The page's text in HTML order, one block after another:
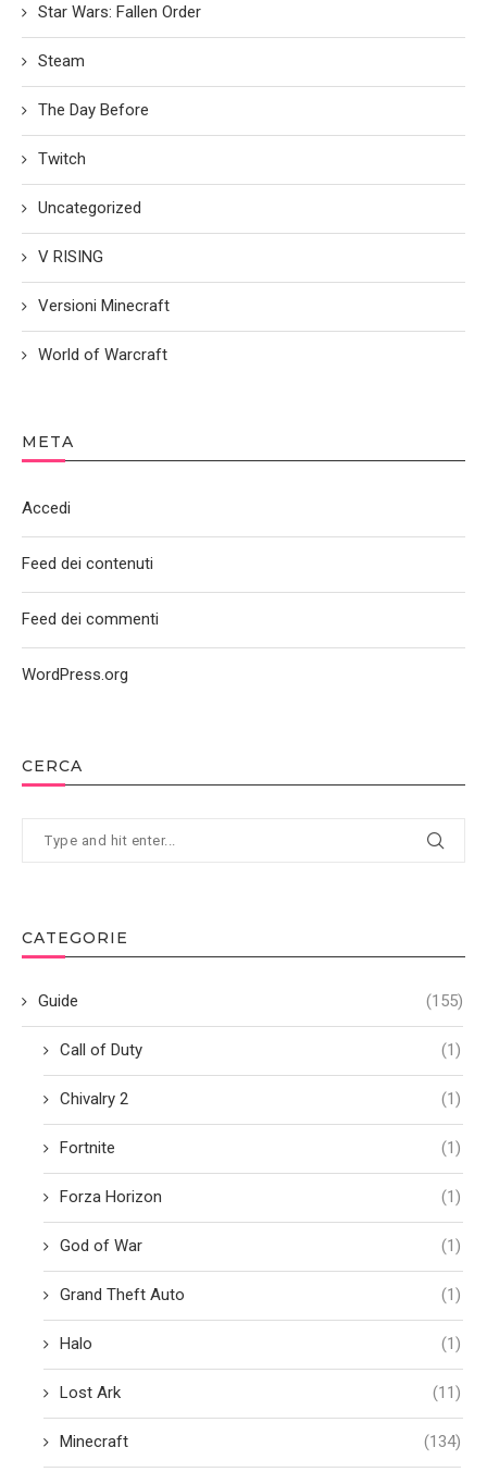
CERCA
CATEGORIE
Guide (155)
Call of Duty (1)
Chivalry 2 (1)
Fortnite (1)
Forza Horizon (1)
God of War (1)
Grand Theft Auto (1)
Halo (1)
Lost Ark (11)
Minecraft (134)
Star Wars: Fallen Order
Steam
The Day Before
Twitch
Uncategorized
V RISING
Versioni Minecraft
World of Warcraft
META
Accedi
Feed dei contenuti
Feed dei commenti
WordPress.org